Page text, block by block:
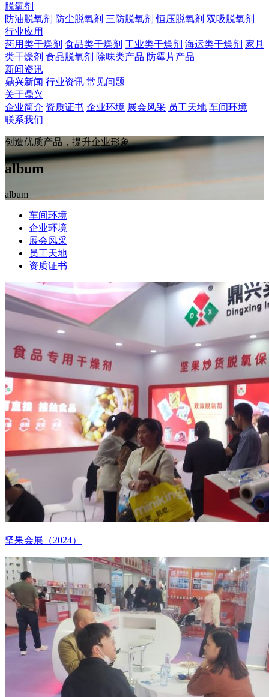
脱氧剂
防油脱氧剂 防尘脱氧剂 三防脱氧剂 恒压脱氧剂 双吸脱氧剂
行业应用
药用类干燥剂 食品类干燥剂 工业类干燥剂 海运类干燥剂 家具
类干燥剂 食品脱氧剂 除味类产品 防霉片产品
新闻资讯
鼎兴新闻 行业资讯 常见问题
关于鼎兴
企业简介 资质证书 企业环境 展会风采 员工天地 车间环境
联系我们
创造优质产品，提升企业形象
album
album
车间环境
企业环境
展会风采
员工天地
资质证书
坚果会展（2024）